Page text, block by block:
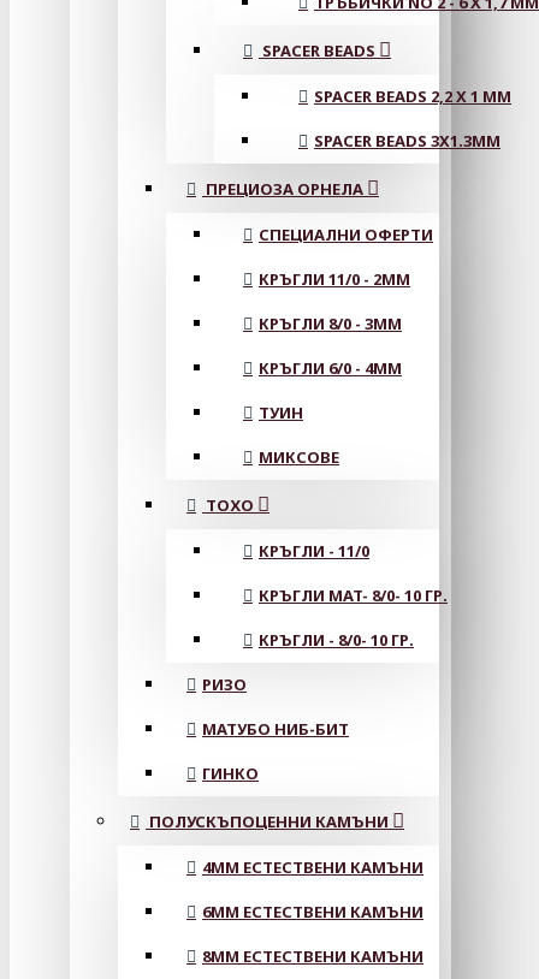
SPACER BEADS
SPACER BEADS 2,2 X 1 MM
SPACER BEADS 3X1.3MM
ПРЕЦИОЗА ОРНЕЛА
СПЕЦИАЛНИ ОФЕРТИ
КРЪГЛИ 11/0 - 2MM
КРЪГЛИ 8/0 - 3MM
КРЪГЛИ 6/0 - 4MM
ТУИН
МИКСОВЕ
ТОХО
КРЪГЛИ - 11/0
КРЪГЛИ MAT- 8/0- 10 ГР.
КРЪГЛИ - 8/0- 10 ГР.
РИЗО
МАТУБО НИБ-БИТ
ГИНКО
ПОЛУСКЪПОЦЕННИ КАМЪНИ
4MM ЕСТЕСТВЕНИ КАМЪНИ
6MM ЕСТЕСТВЕНИ КАМЪНИ
8MM ЕСТЕСТВЕНИ КАМЪНИ